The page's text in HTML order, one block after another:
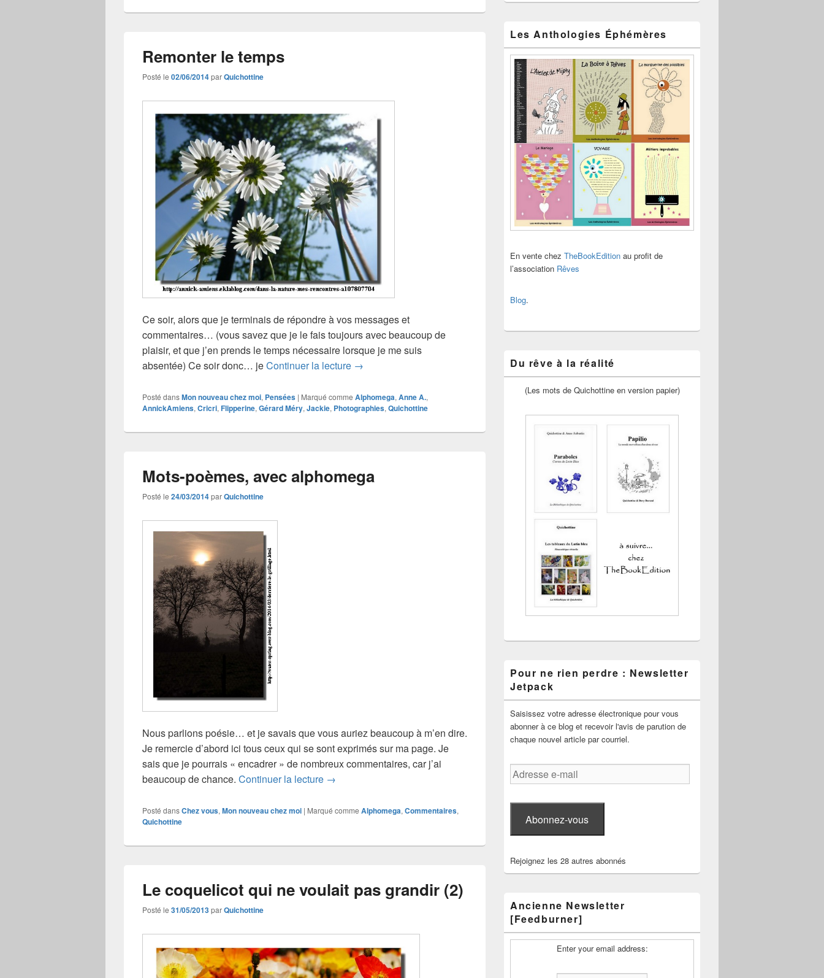
Remonter le temps
Posté le 02/06/2014parQuichottine
Ce soir, alors que je terminais de répondre à vos messages et
commentaires… (vous savez que je le fais toujours avec beaucoup de
plaisir, et que j’en prends le temps nécessaire lorsque je me suis
absentée) Ce soir donc… jeContinuer la lecture Remonter le temps
→
Posté dansMon nouveau chez moi, Pensées | Marqué comme Alphomega, Anne A.,
AnnickAmiens, Cricri, Flipperine, Gérard Méry, Jackie, Photographies, Quichottine
Mots-poèmes, avec alphomega
Posté le 24/03/2014parQuichottine
Nous parlions poésie… et je savais que vous auriez beaucoup à m’en dire.
Je remercie d’abord ici tous ceux qui se sont exprimés sur ma page. Je
sais que je pourrais « encadrer » de nombreux commentaires, car j’ai
beaucoup de chance. Continuer la lecture Mots-poèmes, avec alphomega
→
Posté dansChez vous, Mon nouveau chez moi | Marqué comme Alphomega, Commentaires,
Quichottine
Le coquelicot qui ne voulait pas grandir (2)
Posté le 31/05/2013parQuichottine
Les Anthologies Éphémères
En vente chez TheBookEdition au profit de
l’association Rêves
Blog.
Du rêve à la réalité
(Les mots de Quichottine en version papier)
Pour ne rien perdre : Newsletter
Jetpack
Saisissez votre adresse électronique pour vous
abonner à ce blog et recevoir l'avis de parution de
chaque nouvel article par courriel.
Adresse
e-
Abonnez-vous
Rejoignez les 28 autres abonnés
Ancienne Newsletter
[Feedburner]
Enter your email address: